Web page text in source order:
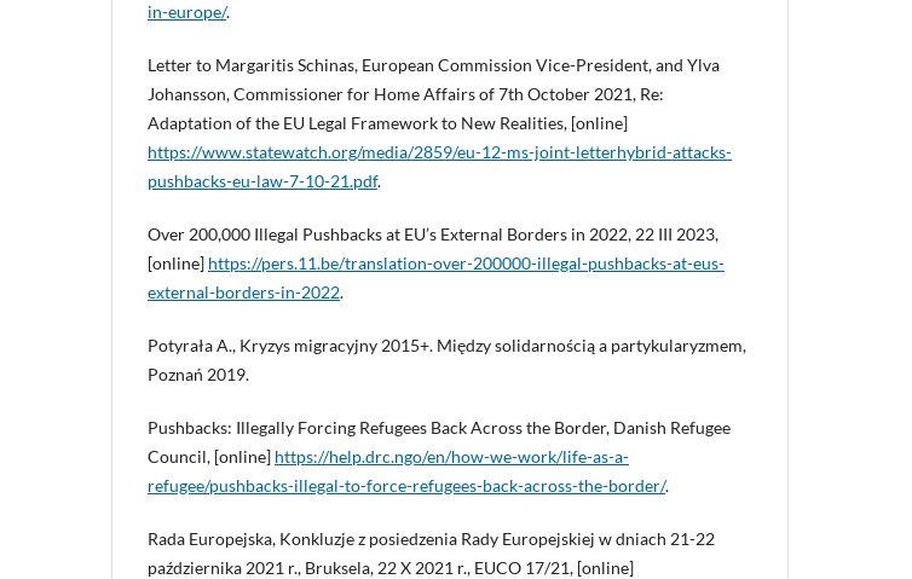
in-europe/.
Letter to Margaritis Schinas, European Commission Vice-President, and Ylva
Johansson, Commissioner for Home Affairs of 7th October 2021, Re:
Adaptation of the EU Legal Framework to New Realities, [online]
https://www.statewatch.org/media/2859/eu-12-ms-joint-letterhybrid-attacks-
pushbacks-eu-law-7-10-21.pdf.
Over 200,000 Illegal Pushbacks at EU’s External Borders in 2022, 22 III 2023,
[online] https://pers.11.be/translation-over-200000-illegal-pushbacks-at-eus-
external-borders-in-2022.
Potyrała A., Kryzys migracyjny 2015+. Między solidarnością a partykularyzmem,
Poznań 2019.
Pushbacks: Illegally Forcing Refugees Back Across the Border, Danish Refugee
Council, [online] https://help.drc.ngo/en/how-we-work/life-as-a-
refugee/pushbacks-illegal-to-force-refugees-back-across-the-border/.
Rada Europejska, Konkluzje z posiedzenia Rady Europejskiej w dniach 21-22
października 2021 r., Bruksela, 22 X 2021 r., EUCO 17/21, [online]